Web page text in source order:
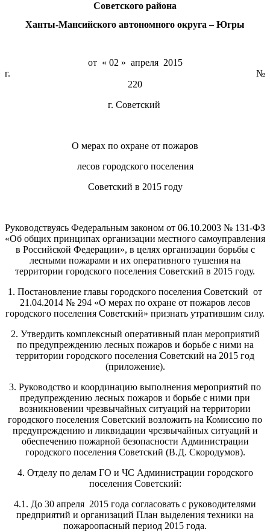
Советского района
Ханты-Мансийского автономного округа – Югры
от « 02 » апреля 2015
г. №
220
г. Советский
О мерах по охране от пожаров
лесов городского поселения
Советский в 2015 году
Руководствуясь Федеральным законом от 06.10.2003 № 131-ФЗ
«Об общих принципах организации местного самоуправления
в Российской Федерации», в целях организации борьбы с
лесными пожарами и их оперативного тушения на
территории городского поселения Советский в 2015 году.
1. Постановление главы городского поселения Советский от
21.04.2014 № 294 «О мерах по охране от пожаров лесов
городского поселения Советский» признать утратившим силу.
2. Утвердить комплексный оперативный план мероприятий
по предупреждению лесных пожаров и борьбе с ними на
территории городского поселения Советский на 2015 год
(приложение).
3. Руководство и координацию выполнения мероприятий по
предупреждению лесных пожаров и борьбе с ними при
возникновении чрезвычайных ситуаций на территории
городского поселения Советский возложить на Комиссию по
предупреждению и ликвидации чрезвычайных ситуаций и
обеспечению пожарной безопасности Администрации
городского поселения Советский (В.Д. Скородумов).
4. Отделу по делам ГО и ЧС Администрации городского
поселения Советский:
4.1. До 30 апреля 2015 года согласовать с руководителями
предприятий и организаций План выделения техники на
пожароопасный период 2015 года.